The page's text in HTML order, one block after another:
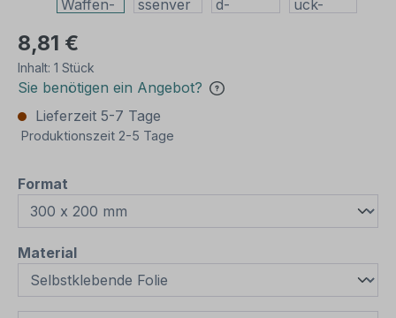
8,81 €
Inhalt: 1 Stück
Sie benötigen ein Angebot?
Lieferzeit 5-7 Tage
Produktionszeit 2-5 Tage
Format
Materialauswählen